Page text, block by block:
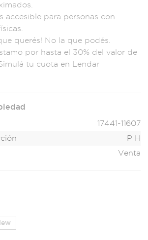
accesible para personas con
s.
querés! No la que podés.
por hasta el 30% del valor de
Simulá tu cuota en Lendar
17441-11607
P H
Venta